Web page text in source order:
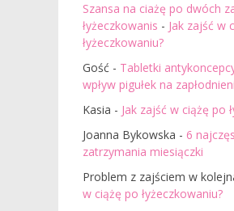
Szansa na ciażę po dwóch
łyżeczkowanis - Jak zajść w
łyżeczkowaniu?
Gość - Tabletki
wpływ pigułek na
Kasia - Jak zajść w ciążę po
Joanna Bykowska - 6
zatrzymania miesiączki
Problem z zajściem w
w ciążę po łyżeczkowaniu?